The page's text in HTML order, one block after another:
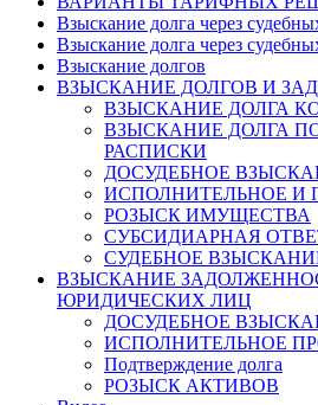
Взыскание долга через
Взыскание долга через
Взыскание долгов
ВЗЫСКАНИЕ ДОЛГОВ И
ВЗЫСКАНИЕ ДОЛГА
ВЗЫСКАНИЕ ДОЛГА
РАСПИСКИ
ДОСУДЕБНОЕ
ИСПОЛНИТЕЛЬНОЕ И
РОЗЫСК ИМУЩЕСТВА
СУБСИДИАРНАЯ
СУДЕБНОЕ
ВЗЫСКАНИЕ
ЮРИДИЧЕСКИХ ЛИЦ
ДОСУДЕБНОЕ
ИСПОЛНИТЕЛЬНОЕ
Подтверждение долга
РОЗЫСК АКТИВОВ